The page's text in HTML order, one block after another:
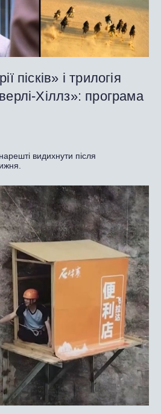
пісків» і трилогія
Хіллз»: програма
видихнути після